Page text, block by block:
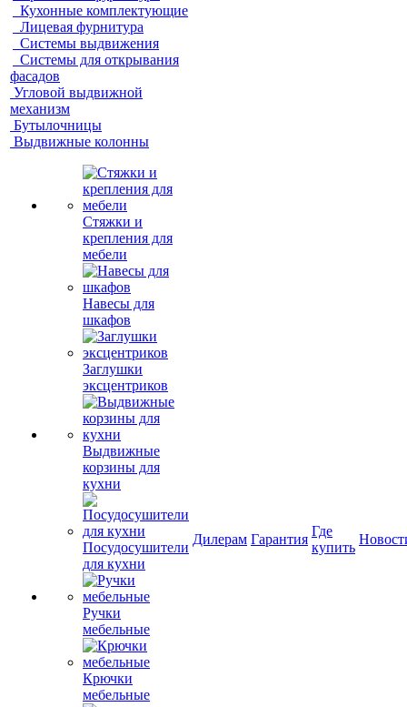
Кухонные комплектующие
Лицевая фурнитура
Системы выдвижения
Системы для открывания
фасадов
Угловой выдвижной
механизм
Бутылочницы
Выдвижные колонны
Стяжки и
крепления для
мебели
Навесы для
шкафов
Заглушки
эксцентриков
Выдвижные
корзины для
кухни
Посудосушители
для кухни
Ручки
мебельные
Крючки
мебельные
Дилерам Гарантия
Где
купить